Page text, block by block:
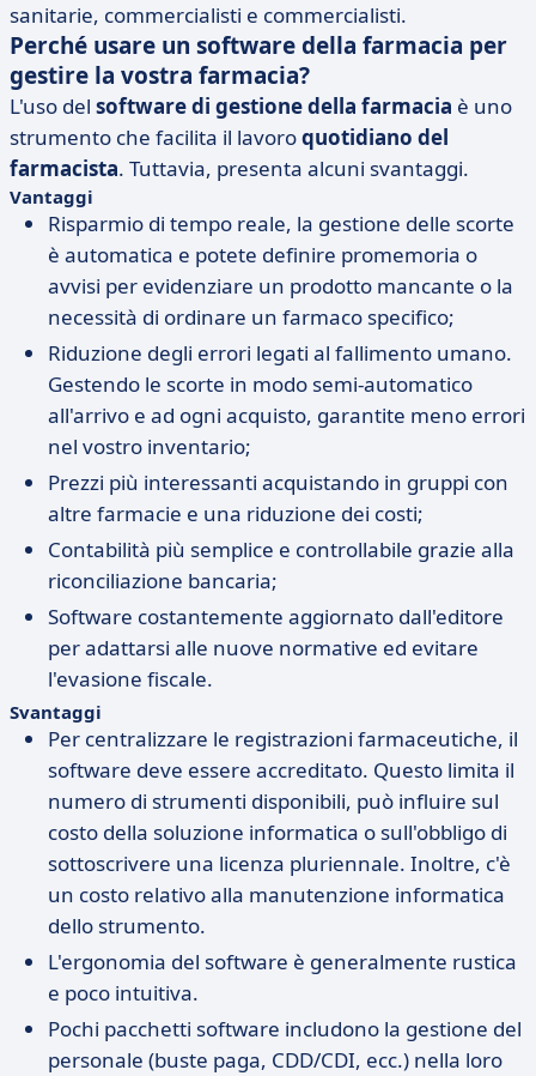
sanitarie, commercialisti e commercialisti.
Perché usare un software della farmacia per
gestire la vostra farmacia?
L'uso del software di gestione della farmacia è uno
strumento che facilita il lavoroquotidiano del
farmacista. Tuttavia, presenta alcuni svantaggi.
Vantaggi
Risparmio di tempo reale, la gestione delle scorte
è automatica e potete definire promemoria o
avvisi per evidenziare un prodotto mancante o la
necessità di ordinare un farmaco specifico;
Riduzione degli errori legati al fallimento umano.
Gestendo le scorte in modo semi-automatico
all'arrivo e ad ogni acquisto, garantite meno errori
nel vostro inventario;
Prezzi più interessanti acquistando in gruppi con
altre farmacie e una riduzione dei costi;
Contabilità più semplice e controllabile grazie alla
riconciliazione bancaria;
Software costantemente aggiornato dall'editore
per adattarsi alle nuove normative ed evitare
l'evasione fiscale.
Svantaggi
Per centralizzare le registrazioni farmaceutiche, il
software deve essere accreditato. Questo limita il
numero di strumenti disponibili, può influire sul
costo della soluzione informatica o sull'obbligo di
sottoscrivere una licenza pluriennale. Inoltre, c'è
un costo relativo alla manutenzione informatica
dello strumento.
L'ergonomia del software è generalmente rustica
e poco intuitiva.
Pochi pacchetti software includono la gestione del
personale (buste paga, CDD/CDI, ecc.) nella loro